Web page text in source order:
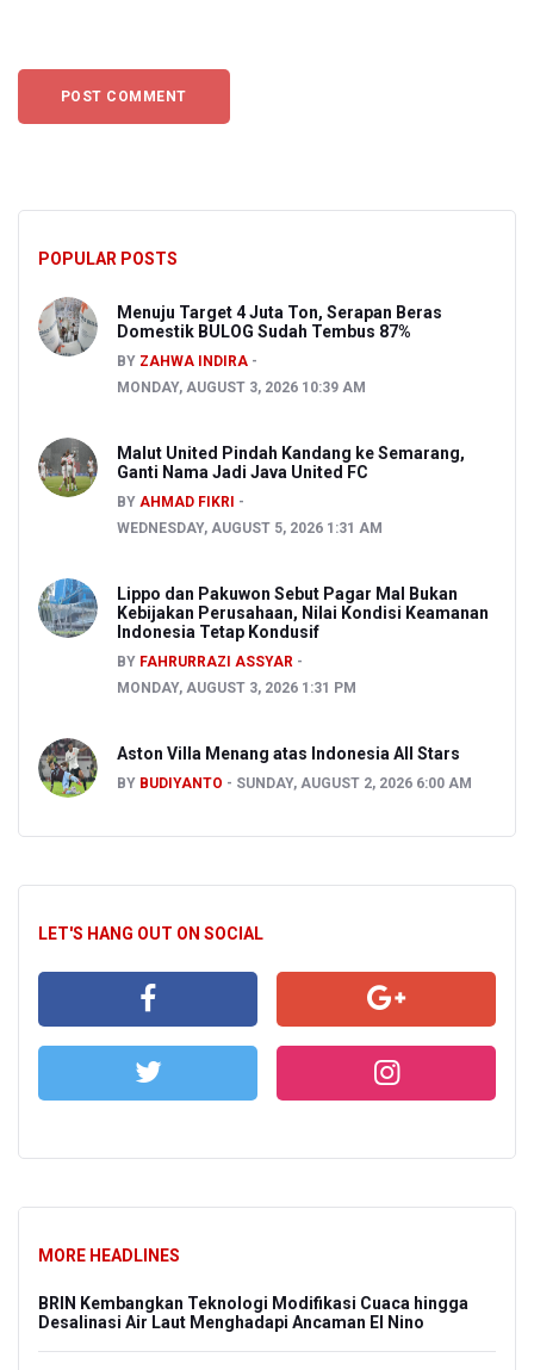
POPULAR POSTS
Menuju Target 4 Juta Ton, Serapan Beras
Domestik BULOG Sudah Tembus 87%
BY ZAHWA INDIRA
MONDAY, AUGUST 3, 2026 10:39 AM
Malut United Pindah Kandang ke Semarang,
Ganti Nama Jadi Java United FC
BY AHMAD FIKRI
WEDNESDAY, AUGUST 5, 2026 1:31 AM
Lippo dan Pakuwon Sebut Pagar Mal Bukan
Kebijakan Perusahaan, Nilai Kondisi Keamanan
Indonesia Tetap Kondusif
BY FAHRURRAZI ASSYAR
MONDAY, AUGUST 3, 2026 1:31 PM
Aston Villa Menang atas Indonesia All Stars
BY BUDIYANTO SUNDAY, AUGUST 2, 2026 6:00 AM
LET'S HANG OUT ON SOCIAL
MORE HEADLINES
BRIN Kembangkan Teknologi Modifikasi Cuaca hingga
Desalinasi Air Laut Menghadapi Ancaman El Nino